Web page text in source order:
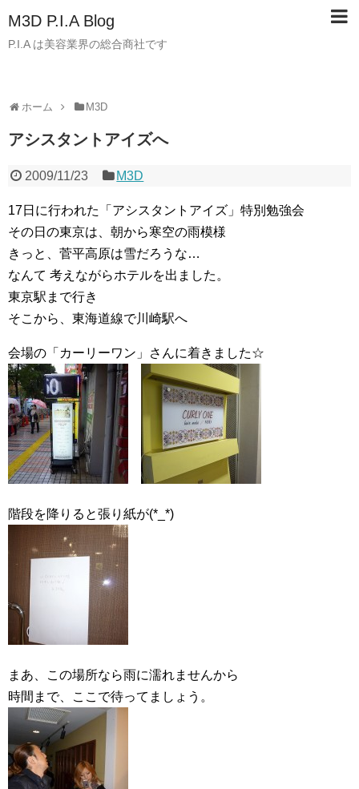
M3D P.I.A Blog
P.I.A は美容業界の総合商社です
ホーム M3D
アシスタントアイズへ
2009/11/23 M3D
17日に行われた「アシスタントアイズ」特別勉強会
その日の東京は、朝から寒空の雨模様
きっと、菅平高原は雪だろうな…
なんて 考えながらホテルを出ました。
東京駅まで行き
そこから、東海道線で川崎駅へ
会場の「カーリーワン」さんに着きました☆
階段を降りると張り紙が(*_*)
まあ、この場所なら雨に濡れませんから
時間まで、ここで待ってましょう。